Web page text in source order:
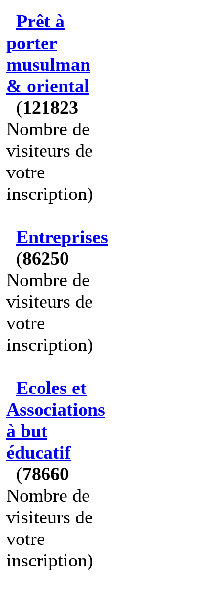
Prêt à
porter
musulman
& oriental
(121823
Nombre de
visiteurs de
votre
inscription)
Entreprises
(86250
Nombre de
visiteurs de
votre
inscription)
Ecoles et
Associations
à but
éducatif
(78660
Nombre de
visiteurs de
votre
inscription)